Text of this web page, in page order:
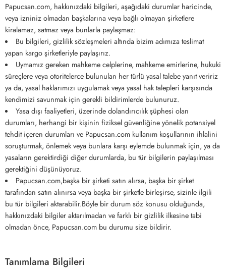
Papucsan.com, hakkınızdaki bilgileri, aşağıdaki durumlar haricinde,
veya izniniz olmadan başkalarına veya bağlı olmayan şirketlere
kiralamaz, satmaz veya bunlarla paylaşmaz:
Bu bilgileri, gizlilik sözleşmeleri altında bizim adımıza teslimat
yapan kargo şirketleriyle paylaşırız.
Uymamız gereken mahkeme celplerine, mahkeme emirlerine, hukuki
süreçlere veya otoritelerce bulunulan her türlü yasal talebe yanıt veririz
ya da, yasal haklarımızı uygulamak veya yasal hak talepleri karşısında
kendimizi savunmak için gerekli bildirimlerde bulunuruz.
Yasa dışı faaliyetleri, üzerinde dolandırıcılık şüphesi olan
durumları, herhangi bir kişinin fiziksel güvenliğine yönelik potansiyel
tehdit içeren durumları ve Papucsan.com kullanım koşullarının ihlalini
soruşturmak, önlemek veya bunlara karşı eylemde bulunmak için, ya da
yasaların gerektirdiği diğer durumlarda, bu tür bilgilerin paylaşılması
gerektiğini düşünüyoruz.
Papucsan.com,başka bir şirketi satın alırsa, başka bir şirket
tarafından satın alınırsa veya başka bir şirketle birleşirse, sizinle ilgili
bu tür bilgileri aktarabilir.Böyle bir durum söz konusu olduğunda,
hakkınızdaki bilgiler aktarılmadan ve farklı bir gizlilik ilkesine tabi
olmadan önce, Papucsan.com bu durumu size bildirir.
Tanımlama Bilgileri